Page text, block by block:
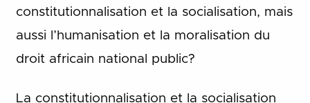
constitutionnalisation et la socialisation, mais
aussi l’humanisation et la moralisation du
droit africain national public?
La constitutionnalisation et la socialisation